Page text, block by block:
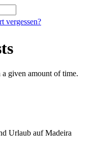
vergessen?
Urlaub auf Madeira